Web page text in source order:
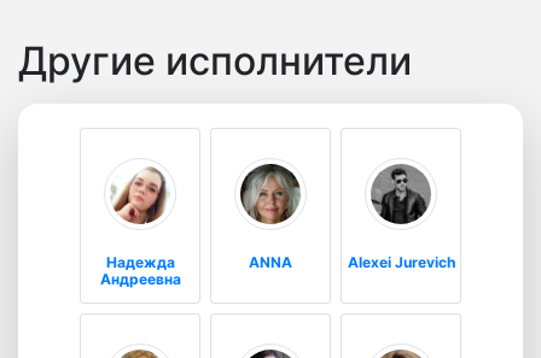
Другие исполнители
Надежда
Андреевна
ANNA Alexei Jurevich